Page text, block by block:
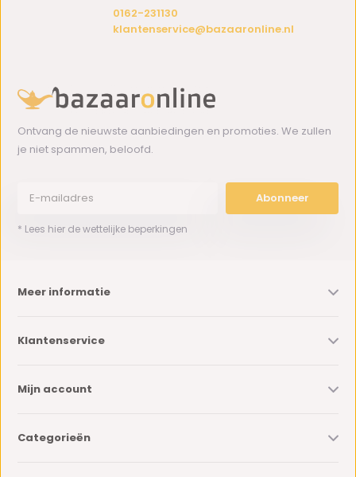
0162-231130
klantenservice@bazaaronline.nl
Ontvang de nieuwste aanbiedingen en promoties. We zullen
je niet spammen, beloofd.
Abonneer
* Lees hier de wettelijke beperkingen
Meer informatie
Klantenservice
Mijn account
Categorieën